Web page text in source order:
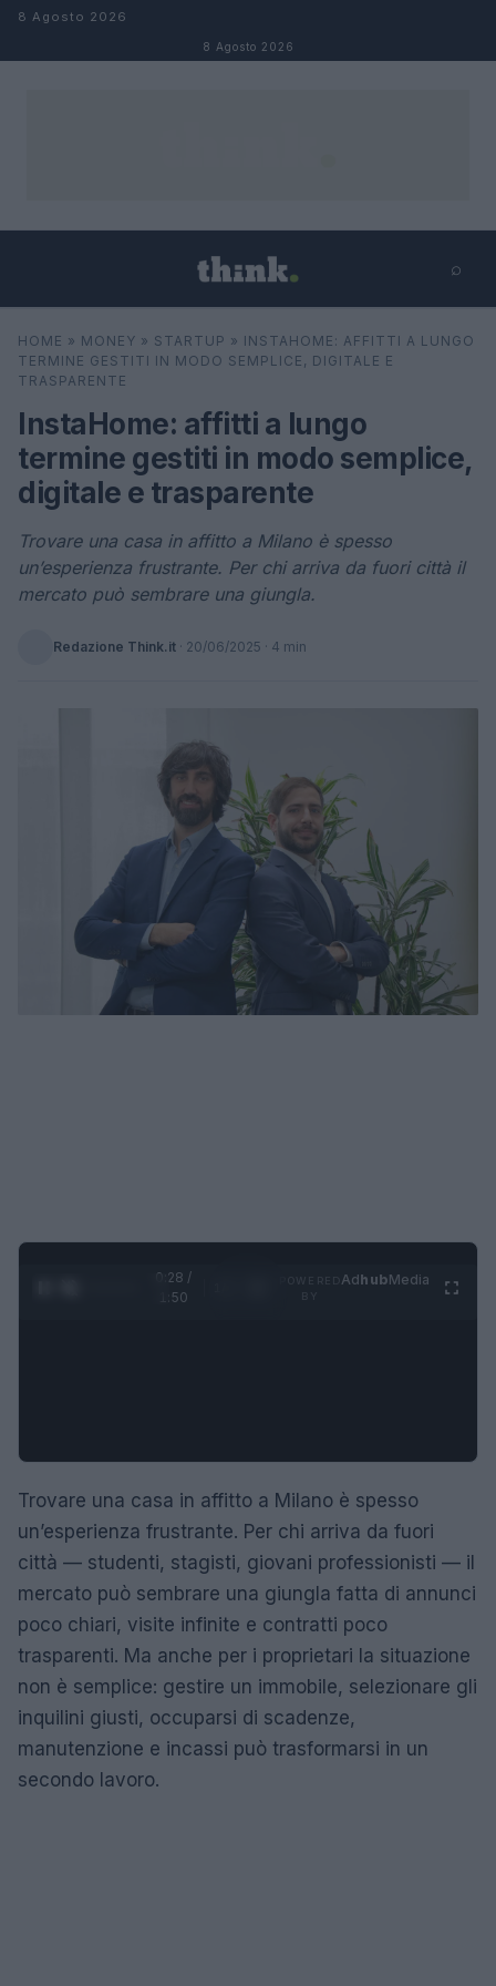
Salta al contenuto
8 Agosto 2026
8 Agosto 2026
⌕
Cerca ⌕ ×
HOME » MONEY » STARTUP » INSTAHOME: AFFITTI A LUNGO
TERMINE GESTITI IN MODO SEMPLICE, DIGITALE E
TRASPARENTE
InstaHome: affitti a lungo
termine gestiti in modo semplice,
digitale e trasparente
Trovare una casa in affitto a Milano è spesso
un’esperienza frustrante. Per chi arriva da fuori città il
mercato può sembrare una giungla.
Redazione Think.it · 20/06/2025 · 4 min
0:29 /
1:50
AdhubMedia
Trovare una casa in affitto a Milano è spesso
un’esperienza frustrante. Per chi arriva da fuori
città — studenti, stagisti, giovani professionisti — il
mercato può sembrare una giungla fatta di annunci
poco chiari, visite infinite e contratti poco
trasparenti. Ma anche per i proprietari la situazione
non è semplice: gestire un immobile, selezionare gli
inquilini giusti, occuparsi di scadenze,
manutenzione e incassi può trasformarsi in un
secondo lavoro.